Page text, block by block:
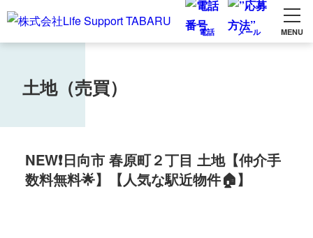
電話 メール MENU
土地（売買）
NEW❗日向市 春原町２丁目 土地【仲介手
数料無料🌟】【人気な駅近物件🏠】